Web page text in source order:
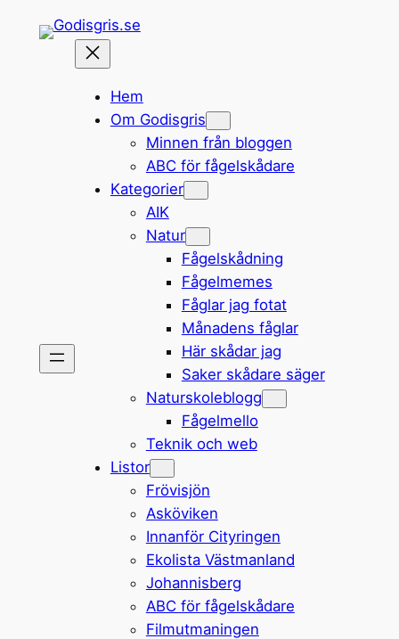
Hem
Om Godisgris
Minnen från bloggen
ABC för fågelskådare
Kategorier
AIK
Natur
Fågelskådning
Fågelmemes
Fåglar jag fotat
Månadens fåglar
Här skådar jag
Saker skådare säger
Naturskoleblogg
Fågelmello
Teknik och web
Listor
Frövisjön
Asköviken
Innanför Cityringen
Ekolista Västmanland
Johannisberg
ABC för fågelskådare
Filmutmaningen